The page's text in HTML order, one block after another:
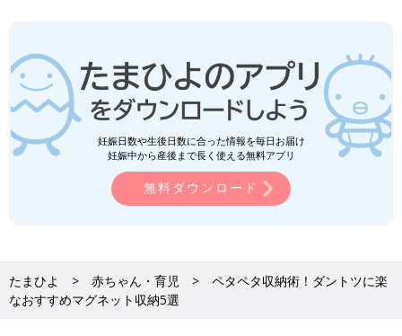
妊娠日数や生後日数に合った情報を毎日お届け
妊娠中から産後まで長く使える無料アプリ
無料ダウンロード
たまひよ 赤ちゃん・育児
ペタペタ収納術！ダントツに楽
なおすすめマグネット収納5選